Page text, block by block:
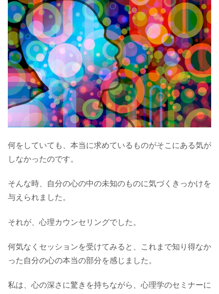
何をしていても、本当に求めているものがそこにある気が
しなかったのです。
そんな時、自分の心の中の未知のものに気づくきっかけを
与えられました。
それが、心理カウンセリングでした。
何気なくセッションを受けてみると、これまで知り得なか
った自分の心の本当の部分を感じました。
私は、心の深さに驚きを持ちながら、心理学のセミナーに